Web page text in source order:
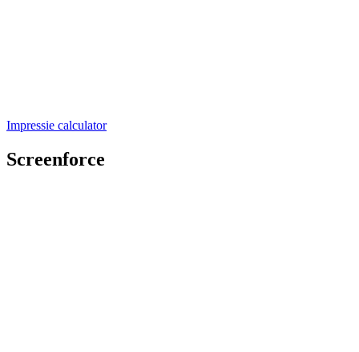
Impressie calculator
Screenforce